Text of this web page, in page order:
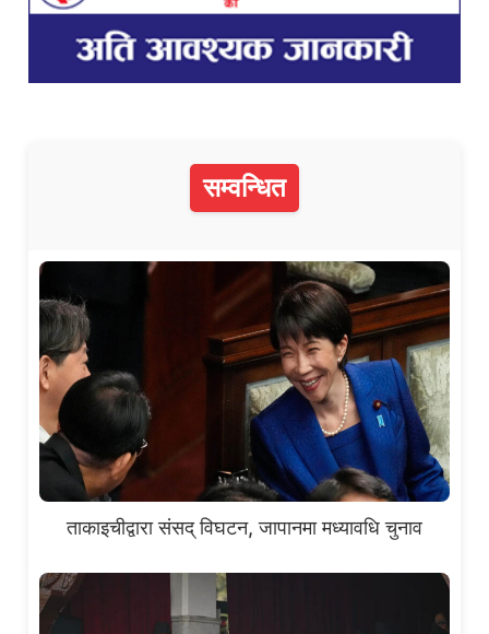
सम्वन्धित
ताकाइचीद्वारा संसद् विघटन, जापानमा मध्यावधि चुनाव